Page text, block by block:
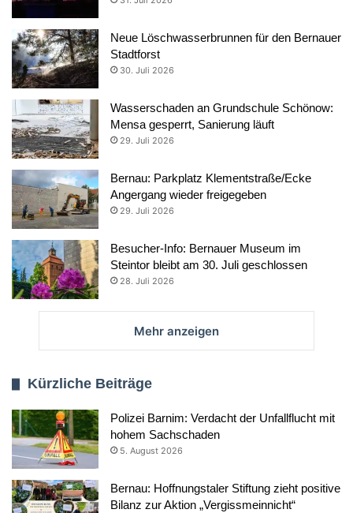
Neue Löschwasserbrunnen für den Bernauer
Stadtforst
30. Juli 2026
Wasserschaden an Grundschule Schönow:
Mensa gesperrt, Sanierung läuft
29. Juli 2026
Bernau: Parkplatz Klementstraße/Ecke
Angergang wieder freigegeben
29. Juli 2026
Besucher-Info: Bernauer Museum im
Steintor bleibt am 30. Juli geschlossen
28. Juli 2026
Mehr anzeigen
Kürzliche Beiträge
Polizei Barnim: Verdacht der Unfallflucht mit
hohem Sachschaden
5. August 2026
Bernau: Hoffnungstaler Stiftung zieht positive
Bilanz zur Aktion „Vergissmeinnicht“